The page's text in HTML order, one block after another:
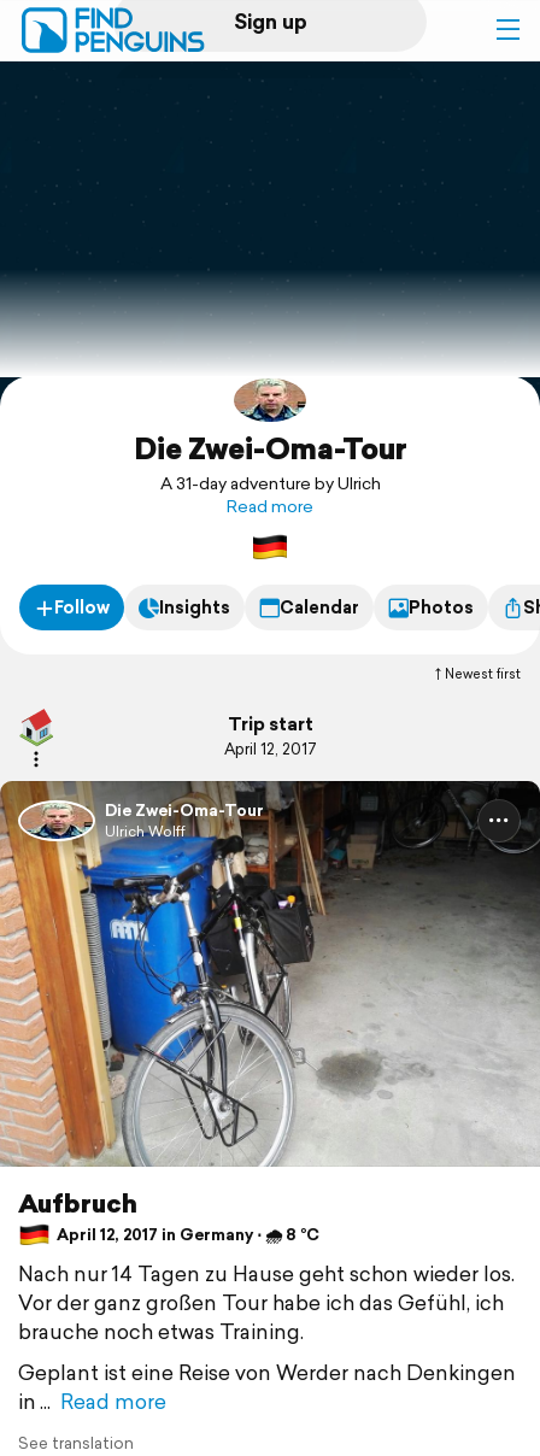
Sign up
Log in
Print a book
Flyover video
Explore
SupportDie Zwei-Oma-Tour
A 31-day adventure by Ulrich
Read more
Follow Insights Calendar Photos
Newest first
Trip start
April 12, 2017
Die Zwei-Oma-Tour
Ulrich Wolff
Aufbruch
April 12, 2017 in Germany ⋅ 🌧 8 °C
Nach nur 14 Tagen zu Hause geht schon wieder los.
Vor der ganz großen Tour habe ich das Gefühl, ich
brauche noch etwas Training.
Geplant ist eine Reise von Werder nach Denkingen
in
Read more
See translation